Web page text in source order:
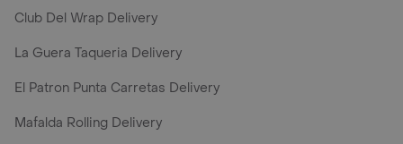
Club Del Wrap Delivery
La Guera Taqueria Delivery
El Patron Punta Carretas Delivery
Mafalda Rolling Delivery